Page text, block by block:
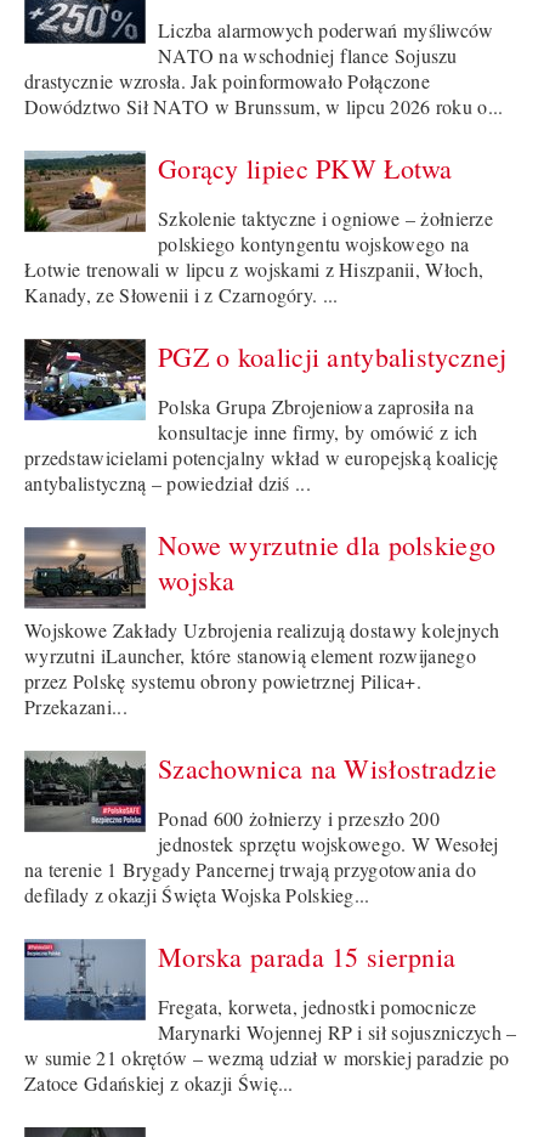
Liczba alarmowych poderwań myśliwców
NATO na wschodniej flance Sojuszu
drastycznie wzrosła. Jak poinformowało Połączone
Dowództwo Sił NATO w Brunssum, w lipcu 2026 roku o...
Gorący lipiec PKW Łotwa
Szkolenie taktyczne i ogniowe – żołnierze
polskiego kontyngentu wojskowego na
Łotwie trenowali w lipcu z wojskami z Hiszpanii, Włoch,
Kanady, ze Słowenii i z Czarnogóry. ...
PGZ o koalicji antybalistycznej
Polska Grupa Zbrojeniowa zaprosiła na
konsultacje inne firmy, by omówić z ich
przedstawicielami potencjalny wkład w europejską koalicję
antybalistyczną – powiedział dziś ...
Nowe wyrzutnie dla polskiego
wojska
Wojskowe Zakłady Uzbrojenia realizują dostawy kolejnych
wyrzutni iLauncher, które stanowią element rozwijanego
przez Polskę systemu obrony powietrznej Pilica+.
Przekazani...
Szachownica na Wisłostradzie
Ponad 600 żołnierzy i przeszło 200
jednostek sprzętu wojskowego. W Wesołej
na terenie 1 Brygady Pancernej trwają przygotowania do
defilady z okazji Święta Wojska Polskieg...
Morska parada 15 sierpnia
Fregata, korweta, jednostki pomocnicze
Marynarki Wojennej RP i sił sojuszniczych –
w sumie 21 okrętów – wezmą udział w morskiej paradzie po
Zatoce Gdańskiej z okazji Świę...